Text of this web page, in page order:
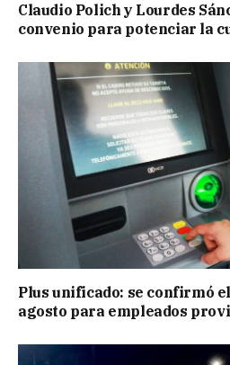
Claudio Polich y Lourdes
convenio para potenciar la
Plus unificado: se confirmó
agosto para empleados